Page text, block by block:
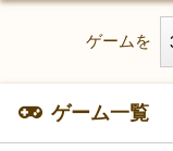
ゲームを
ゲーム一覧